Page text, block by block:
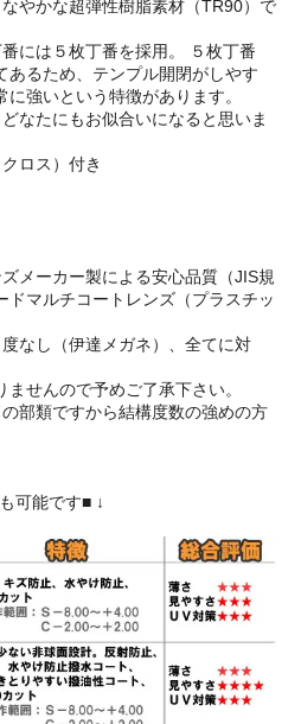
やかな超弾性樹脂素材（TR90）で
には５枚丁番を採用。 ５枚丁番
あるため、テンプル開閉がしやす
強いという特徴があります。
なたにもお似合いになると思いま
ロス）付き
メーカー製による安心品質（JIS規
マルチコートレンズ（プラスチッ
なし（伊達メガネ）、全てに対
せんので予めご了承下さい。
部類ですから結構度数の強めの方
可能です■ ↓